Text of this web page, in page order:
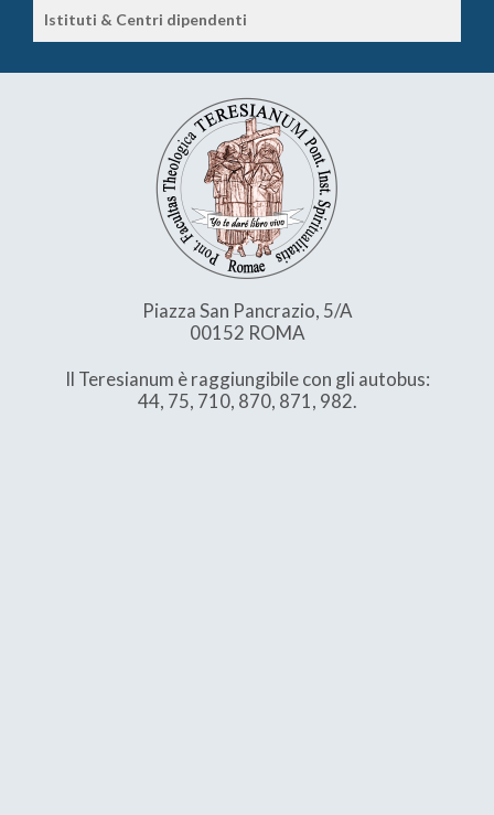
Istituti & Centri dipendenti
Piazza San Pancrazio, 5/A
00152 ROMA
Il Teresianum è raggiungibile con gli autobus:
44, 75, 710, 870, 871, 982.